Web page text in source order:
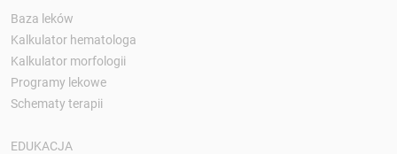
Baza leków
Kalkulator hematologa
Kalkulator morfologii
Programy lekowe
Schematy terapii
EDUKACJA